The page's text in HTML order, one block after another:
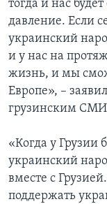
тогда и нас
давление. Если
украинский
и у нас на
жизнь, и мы
Европе», –
грузинским СМИ
«Когда у
украинский
вместе с
поддержать